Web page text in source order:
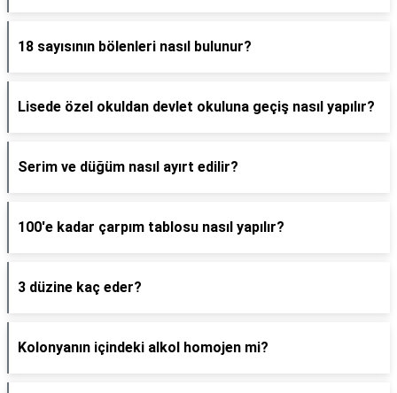
18 sayısının bölenleri nasıl bulunur?
Lisede özel okuldan devlet okuluna geçiş nasıl yapılır?
Serim ve düğüm nasıl ayırt edilir?
100'e kadar çarpım tablosu nasıl yapılır?
3 düzine kaç eder?
Kolonyanın içindeki alkol homojen mi?